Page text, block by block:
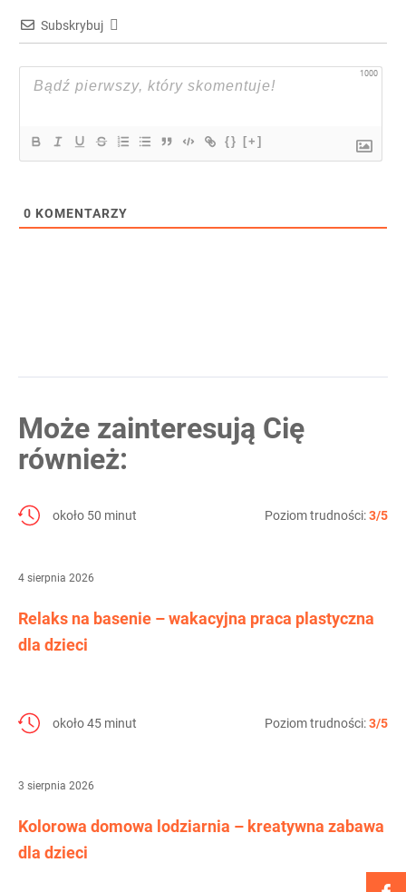
Subskrybuj
1000
{} [+]
0 KOMENTARZY
Może zainteresują Cię
również:
około 50 minut Poziom trudności:3/5
4 sierpnia 2026
Relaks na basenie – wakacyjna praca plastyczna
dla dzieci
około 45 minut Poziom trudności:3/5
3 sierpnia 2026
Kolorowa domowa lodziarnia – kreatywna zabawa
dla dzieci